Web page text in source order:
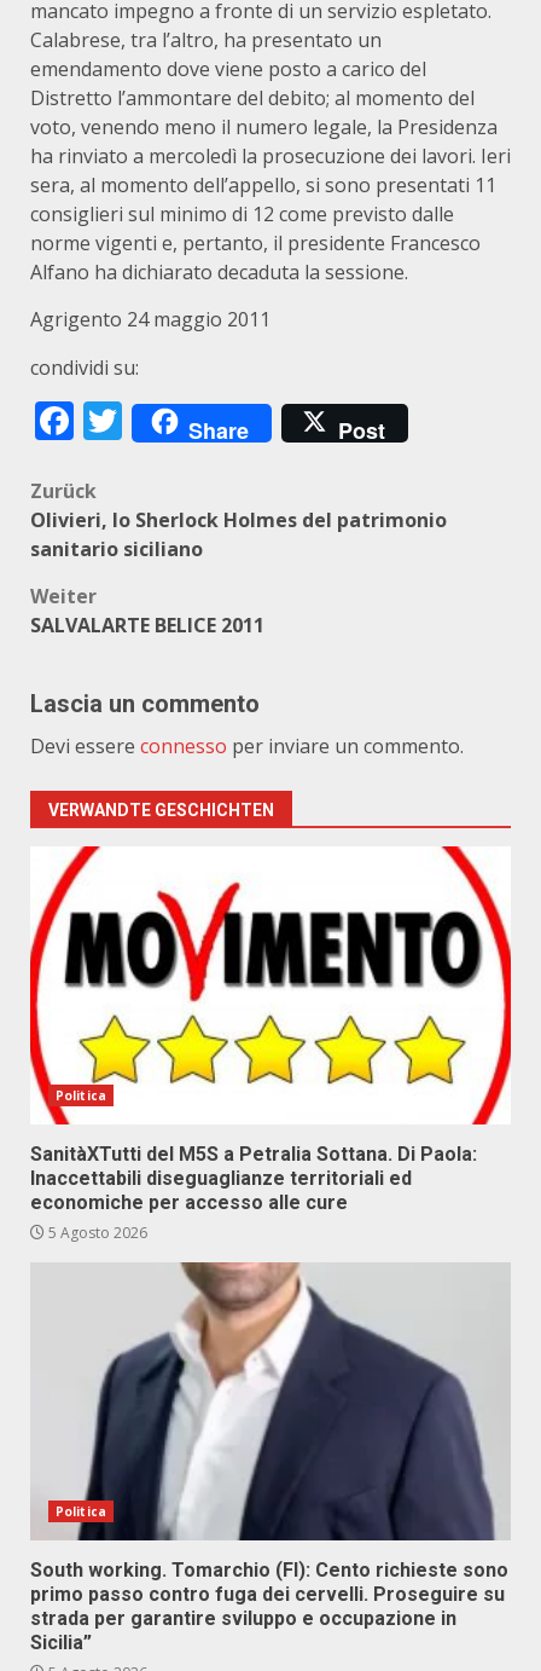
mancato impegno a fronte di un servizio espletato.
Calabrese, tra l’altro, ha presentato un
emendamento dove viene posto a carico del
Distretto l’ammontare del debito; al momento del
voto, venendo meno il numero legale, la Presidenza
ha rinviato a mercoledì la prosecuzione dei lavori. Ieri
sera, al momento dell’appello, si sono presentati 11
consiglieri sul minimo di 12 come previsto dalle
norme vigenti e, pertanto, il presidente Francesco
Alfano ha dichiarato decaduta la sessione.
Agrigento 24 maggio 2011
condividi su:
Facebook
Twitter
Share Post
Beitragsnavigation
Zurück
Olivieri, lo Sherlock Holmes del patrimonio
sanitario siciliano
Weiter
SALVALARTE BELICE 2011
Lascia un commento
Devi essere connesso per inviare un commento.
VERWANDTE GESCHICHTEN
Politica
SanitàXTutti del M5S a Petralia Sottana. Di Paola:
Inaccettabili diseguaglianze territoriali ed
economiche per accesso alle cure
5 Agosto 2026
Politica
South working. Tomarchio (FI): Cento richieste sono
primo passo contro fuga dei cervelli. Proseguire su
strada per garantire sviluppo e occupazione in
Sicilia”